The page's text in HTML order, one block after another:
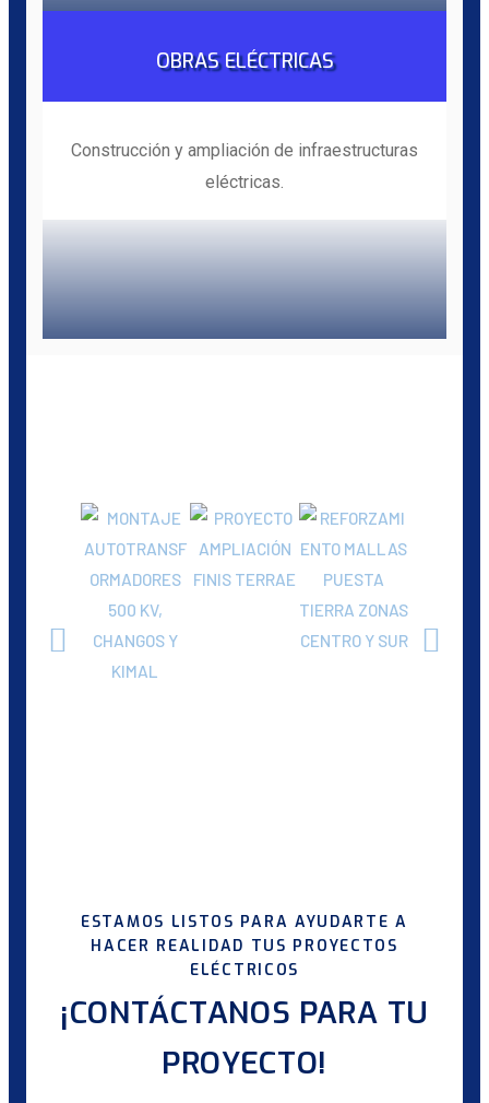
OBRAS ELÉCTRICAS
Construcción y ampliación de infraestructuras
eléctricas.
ESTAMOS LISTOS PARA AYUDARTE A
HACER REALIDAD TUS PROYECTOS
ELÉCTRICOS
¡CONTÁCTANOS PARA TU
PROYECTO!